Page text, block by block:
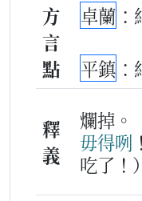
方
言
點
卓蘭
平鎮
釋
義
爛掉。
毋得咧 ！
吃了！）